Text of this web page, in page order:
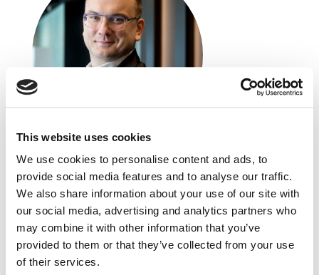
This website uses cookies
We use cookies to personalise content and ads, to
provide social media features and to analyse our traffic.
We also share information about your use of our site with
our social media, advertising and analytics partners who
may combine it with other information that you’ve
provided to them or that they’ve collected from your use
of their services.
Piotr Ruszowski
Mondial Assistance
Managing Director
Z Mondial Assistance związany od 2011 roku,
na początku jako kierownik działu marketingu
i komunikacji, od maja 2014 roku dyrektor pionu